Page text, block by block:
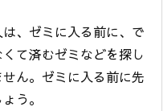
、ゼミに入る前に、で
て済むゼミなどを探し
ん。ゼミに入る前に先
う。